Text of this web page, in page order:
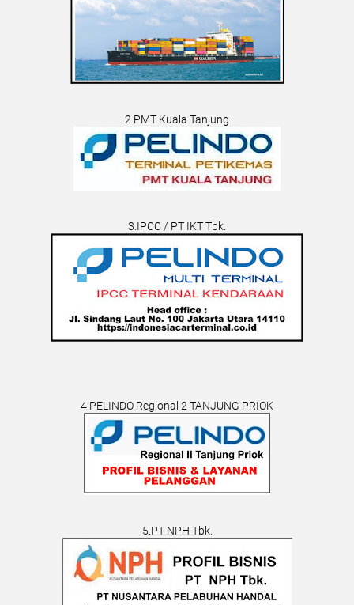
2.PMT Kuala Tanjung
3.IPCC / PT IKT Tbk.
4.PELINDO Regional 2 TANJUNG PRIOK
5.PT NPH Tbk.